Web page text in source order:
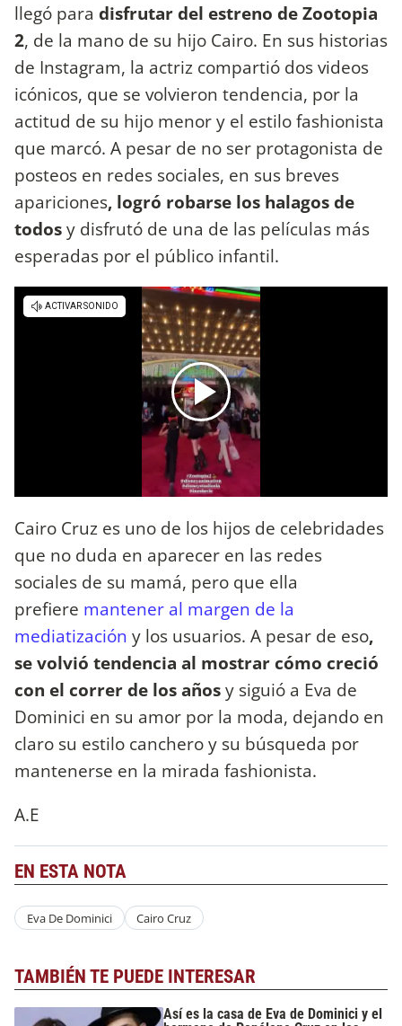
llegó para disfrutar del estreno de Zootopia
2, de la mano de su hijo Cairo. En sus historias
de Instagram, la actriz compartió dos videos
icónicos, que se volvieron tendencia, por la
actitud de su hijo menor y el estilo fashionista
que marcó. A pesar de no ser protagonista de
posteos en redes sociales, en sus breves
apariciones, logró robarse los halagos de
todosy disfrutó de una de las películas más
esperadas por el público infantil.
Cairo Cruz es uno de los hijos de celebridades
que no duda en aparecer en las redes
sociales de su mamá, pero que ella
prefiere mantener al margen de la
mediatización y los usuarios. A pesar de eso,
se volvió tendencia al mostrar cómo creció
con el correr de los añosy siguió a Eva de
Dominici en su amor por la moda, dejando en
claro su estilo canchero y su búsqueda por
mantenerse en la mirada fashionista.
A.E
EN ESTA NOTA
Eva De Dominici Cairo Cruz
TAMBIÉN TE PUEDE INTERESAR
Así es la casa de Eva de Dominici y el